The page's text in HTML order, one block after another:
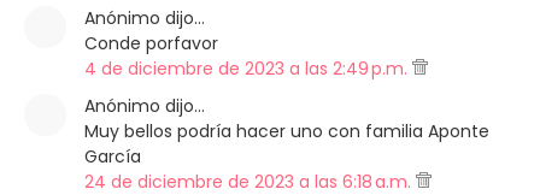
Anónimo dijo…
Conde porfavor
4 de diciembre de 2023 a las 2:49 p.m.
Anónimo dijo…
Muy bellos podría hacer uno con familia Aponte
García
24 de diciembre de 2023 a las 6:18 a.m.